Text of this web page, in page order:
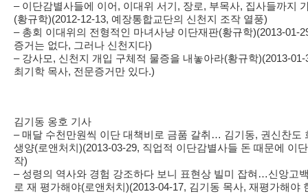
– 이단감별사들에 이어, 이대위 서기, 장로, 부목사, 집사들까지
(황규학)(2012-12-13, 예장통합교단의 신천지 조작 열풍)
– 총회 이대위의 전형적인 마녀사냥 이단재판(황규학)(2013-01-
증거는 없다, 그러나 신천지다)
– 강사모, 신천지 개입 구체적 물증을 내놓아라(황규학)(2013-01-
최기학 목사, 전문증거만 있다.)
김기동 옹호 기사
– 매달 수천만원씩 이단 대책비로 금품 갈취… 김기동, 권신찬도
생양(로앤처치)(2013-03-29, 직업적 이단감별사들 돈 때문에 이
작)
– 성령의 역사와 경험 강조하다 보니 표현상 빌미 잡혀…신앙고
로 재 평가해야(로앤처치)(2013-04-17, 김기동 목사, 재평가해야